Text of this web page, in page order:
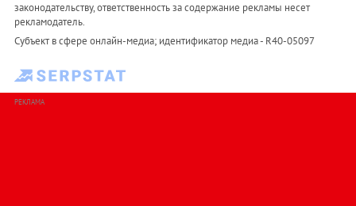
законодательству, ответственность за содержание рекламы несет
рекламодатель.
Субъект в сфере онлайн-медиа; идентификатор медиа - R40-05097
РЕКЛАМА